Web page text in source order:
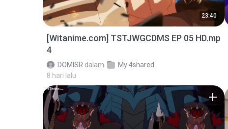
23:40
[Witanime.com] TSTJWGCDMS EP 05 HD.mp
4
DOMISR dalam
My 4shared
8 hari lalu